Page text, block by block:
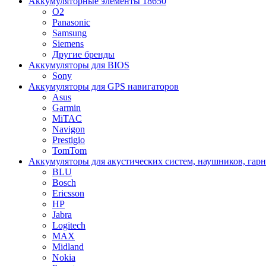
O2
Panasonic
Samsung
Siemens
Другие бренды
Аккумуляторы для BIOS
Sony
Аккумуляторы для GPS навигаторов
Asus
Garmin
MiTAC
Navigon
Prestigio
TomTom
Аккумуляторы для акустических систем, наушников,
BLU
Bosch
Ericsson
HP
Jabra
Logitech
MAX
Midland
Nokia